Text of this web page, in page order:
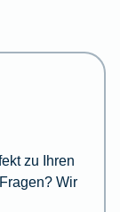
zu Ihren
Wir